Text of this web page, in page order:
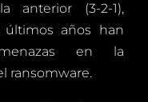
anterior (3-2-1),
años han
en la
ransomware.